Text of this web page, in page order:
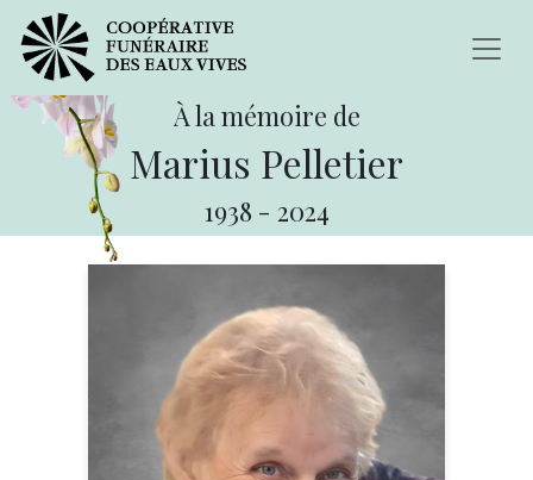
À la mémoire de
Marius Pelletier
1938 - 2024